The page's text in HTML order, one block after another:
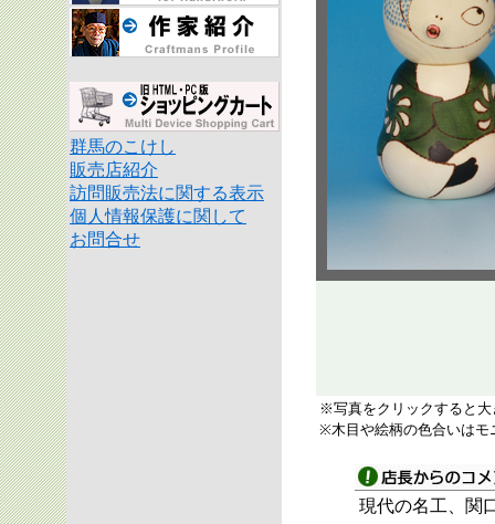
群馬のこけし
販売店紹介
訪問販売法に関する表示
個人情報保護に関して
お問合せ
※写真をクリックすると
※木目や絵柄の色合いはモ
現代の名工、関